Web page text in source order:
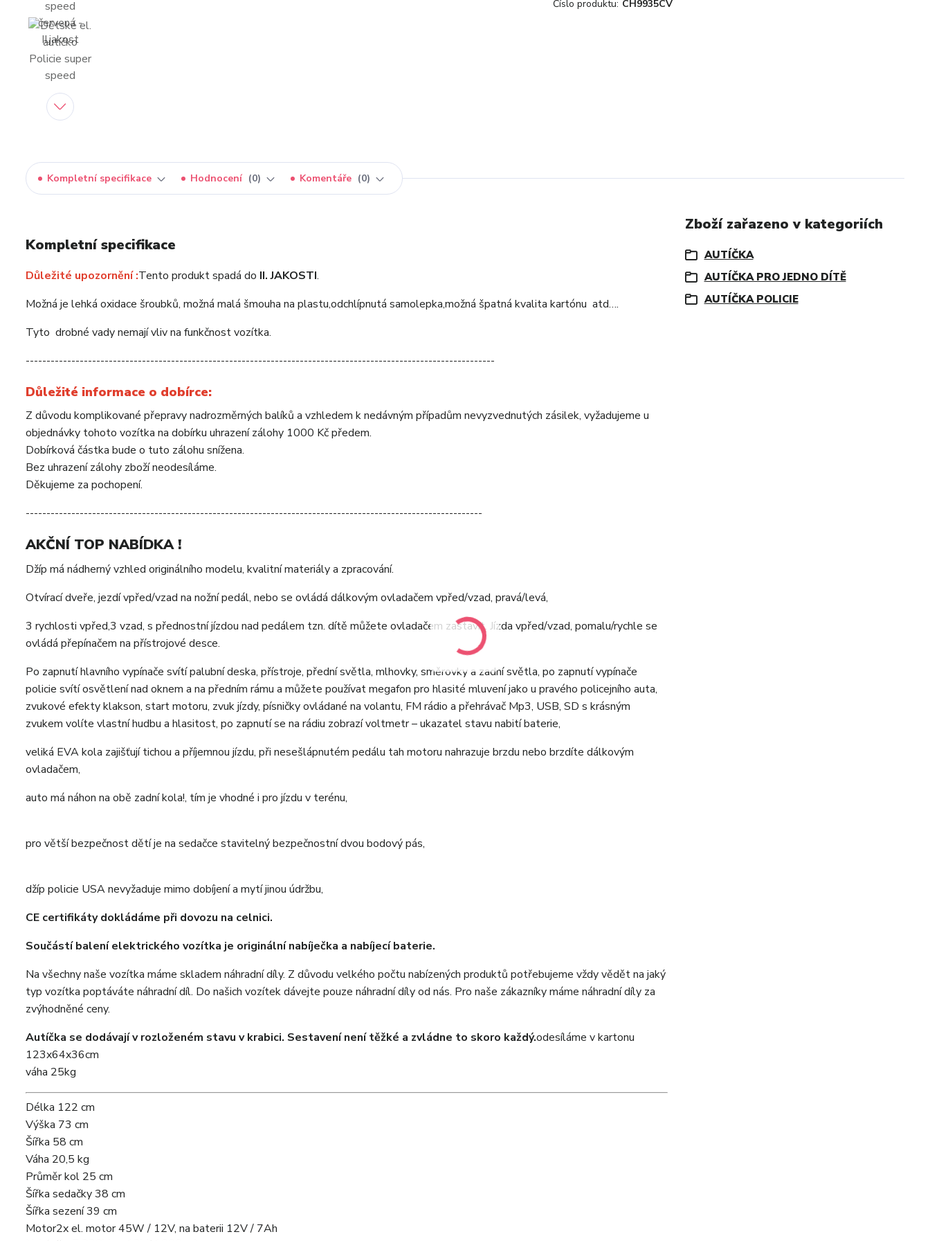
Číslo produktu: CH9935CV
Kompletní specifikace Hodnocení 0 Komentáře 0
Kompletní specifikace
Důležité upozornění :Tento produkt spadá do II. JAKOSTI.
Možná je lehká oxidace šroubků, možná malá šmouha na plastu,odchlípnutá samolepka,možná špatná kvalita kartónu atd….
Tyto drobné vady nemají vliv na funkčnost vozítka.
-----------------------------------------------------------------------------------------------------------------
Důležité informace o dobírce:
Z důvodu komplikované přepravy nadrozměrných balíků a vzhledem k nedávným případům nevyzvednutých zásilek, vyžadujeme u
objednávky tohoto vozítka na dobírku uhrazení zálohy 1000 Kč předem.
Dobírková částka bude o tuto zálohu snížena.
Bez uhrazení zálohy zboží neodesíláme.
Děkujeme za pochopení.
--------------------------------------------------------------------------------------------------------------
AKČNÍ TOP NABÍDKA !
Džíp má nádherný vzhled originálního modelu, kvalitní materiály a zpracování.
Otvírací dveře, jezdí vpřed/vzad na nožní pedál, nebo se ovládá dálkovým ovladačem vpřed/vzad, pravá/levá,
3 rychlosti vpřed,3 vzad, s přednostní jízdou nad pedálem tzn. dítě můžete ovladačem zastavit. Jízda vpřed/vzad, pomalu/rychle se
ovládá přepínačem na přístrojové desce.
Po zapnutí hlavního vypínače svítí palubní deska, přístroje, přední světla, mlhovky, směrovky a zadní světla, po zapnutí vypínače
policie svítí osvětlení nad oknem a na předním rámu a můžete používat megafon pro hlasité mluvení jako u pravého policejního auta,
zvukové efekty klakson, start motoru, zvuk jízdy, písničky ovládané na volantu, FM rádio a přehrávač Mp3, USB, SD s krásným
zvukem volíte vlastní hudbu a hlasitost, po zapnutí se na rádiu zobrazí voltmetr – ukazatel stavu nabití baterie,
veliká EVA kola zajišťují tichou a příjemnou jízdu, při nesešlápnutém pedálu tah motoru nahrazuje brzdu nebo brzdíte dálkovým
ovladačem,
auto má náhon na obě zadní kola!, tím je vhodné i pro jízdu v terénu,
pro větší bezpečnost dětí je na sedačce stavitelný bezpečnostní dvou bodový pás,
džíp policie USA nevyžaduje mimo dobíjení a mytí jinou údržbu,
CE certifikáty dokládáme při dovozu na celnici.
Součástí balení elektrického vozítka je originální nabíječka a nabíjecí baterie.
Na všechny naše vozítka máme skladem náhradní díly. Z důvodu velkého počtu nabízených produktů potřebujeme vždy vědět na jaký
typ vozítka poptáváte náhradní díl. Do našich vozítek dávejte pouze náhradní díly od nás. Pro naše zákazníky máme náhradní díly za
zvýhodněné ceny.
Autíčka se dodávají v rozloženém stavu v krabici. Sestavení není těžké a zvládne to skoro každý.odesíláme v kartonu
123x64x36cm
váha 25kg
Délka 122 cm
Výška 73 cm
Šířka 58 cm
Váha 20,5 kg
Průměr kol 25 cm
Šířka sedačky38 cm
Šířka sezení39 cm
Motor2x el. motor 45W / 12V, na baterii 12V / 7Ah
Zboží zařazeno v kategoriích
AUTÍČKA
AUTÍČKA PRO JEDNO DÍTĚ
AUTÍČKA POLICIE